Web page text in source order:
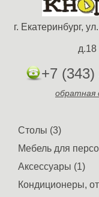
г. Екатеринбург,
д.18
+7 (343)
обратная
Столы (3)
Мебель для
Аксессуары (1)
Кондиционеры,